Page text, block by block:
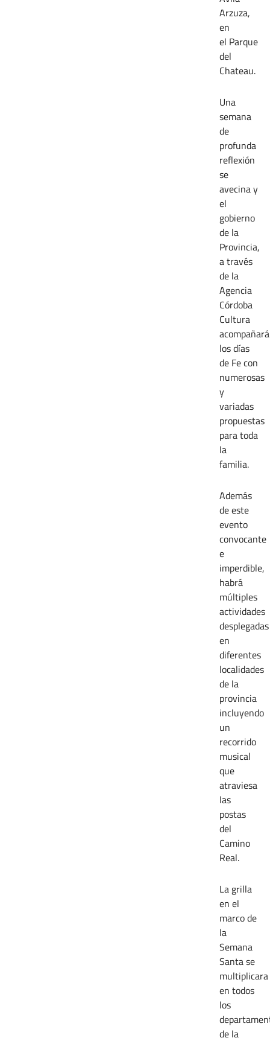
Arzuza,
en
el Parque
del
Chateau.
Una
semana
de
profunda
reflexión
se
avecina y
el
gobierno
de la
Provincia,
a través
de la
Agencia
Córdoba
Cultura
acompañará
los días
de Fe con
numerosas
y
variadas
propuestas
para toda
la
familia.
Además
de este
evento
convocante
e
imperdible,
habrá
múltiples
actividades
desplegadas
en
diferentes
localidades
de la
provincia
incluyendo
un
recorrido
musical
que
atraviesa
las
postas
del
Camino
Real.
La grilla
en el
marco de
la
Semana
Santa se
multiplicara
en todos
los
de la